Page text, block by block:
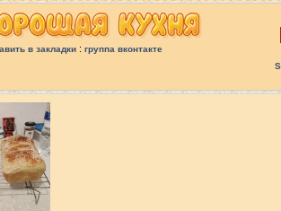
в закладки: группа вконтакте